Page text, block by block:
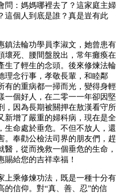
問：媽媽哪裡去了？這家庭主婦
這個人到底是誰？真是豈有此
鎮法輪功學員李淑文，她曾患有
壞死、腰間盤脫出，常年癱瘓在
生了輕生的念頭。後來修煉法輪
理念行事，孝敬長輩，和睦鄰
有的重病都一掃而光，變得身輕
一個好人，在二零一一年卻因堅
，因為長期被關押在敖漢看守所
新增了嚴重的婦科病，現在是全
生命處於垂危。不但不放人，還
。奉勸公檢法司界的朋友們，趕
，從而挽救一個垂危的生命，
給您的吉祥幸福！
上乘修煉功法，既是一種十分有
的信仰。對“真、善、忍”的信